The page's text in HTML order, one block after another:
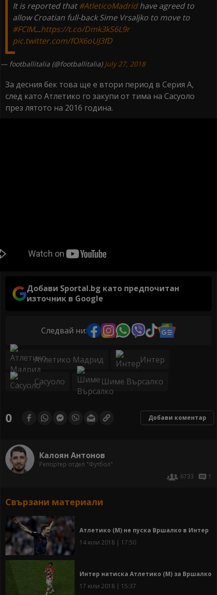
It is reported that#AtleticoMadridhave agreed to
allow Croatian full-back Sime Vrsaljko to move to
#FCIM...https://t.co/Dmk3kS6L9r
pic.twitter.com/fOX6oUJ3fD
— footballitalia (@footballitalia) July 27, 2018
За десния бек това ще е втори период в Серия А,
след като Атлетико го закупи от тима на Сасуоло
през лятото на 2016 година.
Добави Sportal.bg като предпочитан
източник в Google
Следвай ни:
Атлетико Мадрид Интер
Сасуоло Шиме Върсалко
0 Добави коментар
Калоян Антонов
Репортер отдел "Футбол"
6733
1
Свързани материали
Атлетико (М) не пуска Вршалко в Интер
14 юли 2018 | 17:50
Интер натиска Атлетико (М) за Вршалко
17 юли 2018 | 15:37